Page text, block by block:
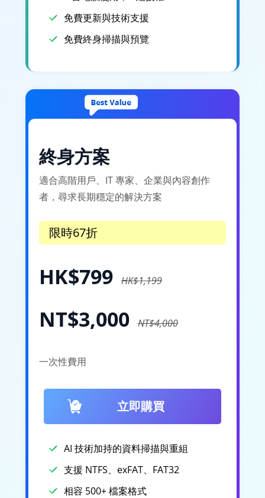
免費更新與技術支援
免費終身掃描與預覽
終身方案
適合高階用戶、IT 專家、企業與內容創作
者，尋求長期穩定的解決方案
限時67折
HK$799 HK$1,199
NT$3,000 NT$4,000
一次性費用
立即購買
AI 技術加持的資料掃描與重組
支援 NTFS、exFAT、FAT32
相容 500+ 檔案格式